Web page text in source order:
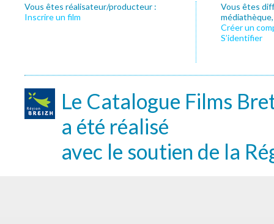
Vous êtes réalisateur/producteur :
Inscrire un film
Vous êtes
Créer un
S’identifier
Le Catalogue Films
a été réalisé
avec le soutien de la